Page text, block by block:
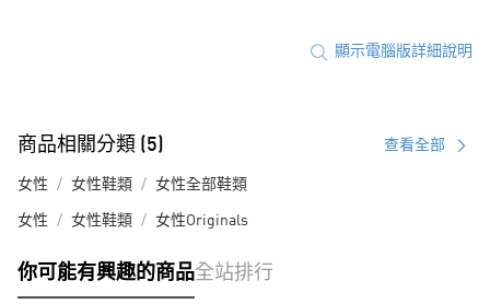
顯示電腦版詳細說明
商品相關分類 (5) 查看全部
女性 女性鞋類 女性全部鞋類
女性 女性鞋類 女性Originals
你可能有興趣的商品全站排行